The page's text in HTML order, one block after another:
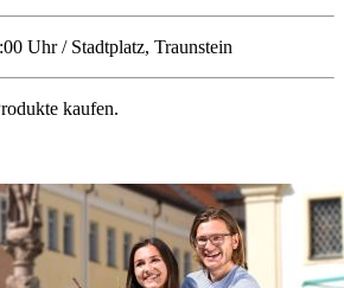
Uhr / Stadtplatz, Traunstein
kaufen.